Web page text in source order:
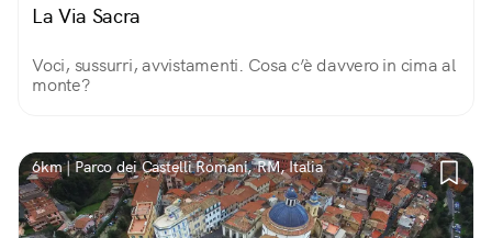
La Via Sacra
Voci, sussurri, avvistamenti. Cosa c’è davvero in cima al
monte?
6km | Parco dei Castelli Romani, RM, Italia